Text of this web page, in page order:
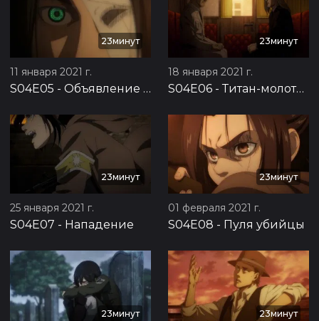
23минут
11 января 2021 г.
S04E05 - Объявление войны
23минут
18 января 2021 г.
S04E06 - Титан-молотобоец
23минут
25 января 2021 г.
S04E07 - Нападение
23минут
01 февраля 2021 г.
S04E08 - Пуля убийцы
23минут 23минут